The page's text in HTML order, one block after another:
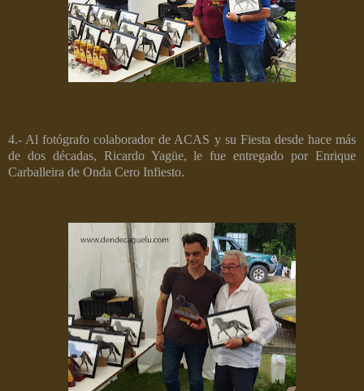
4.- Al fotógrafo colaborador de ACAS y su Fiesta desde hace más
de dos décadas, Ricardo Yagüe, le fue entregado por Enrique
Carballeira de Onda Cero Infiesto.